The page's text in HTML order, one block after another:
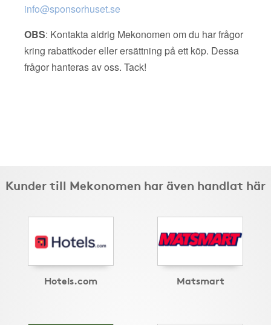
info@sponsorhuset.se
OBS: Kontakta aldrig Mekonomen om du har frågor
kring rabattkoder eller ersättning på ett köp. Dessa
frågor hanteras av oss. Tack!
Kunder till Mekonomen har även handlat här
Hotels.com Matsmart